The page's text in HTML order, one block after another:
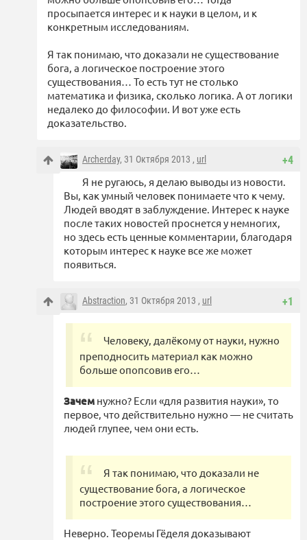
просыпается интерес и к науки в целом, и к
конкретным исследованиям.
Я так понимаю, что доказали не существование
бога, а логическое построение этого
существования… То есть тут не столько
математика и физика, сколько логика. А от логики
недалеко до философии. И вот уже есть
доказательство.
+4
Archerday, 31 Октября 2013 , url
Я не ругаюсь, я делаю выводы из новости.
Вы, как умный человек понимаете что к чему.
Людей вводят в заблуждение. Интерес к науке
после таких новостей проснется у немногих,
но здесь есть ценные комментарии, благодаря
которым интерес к науке все же может
появиться.
+1
Abstraction, 31 Октября 2013 , url
Человеку, далёкому от науки, нужно
преподносить материал как можно
больше опопсовив его…
Зачем нужно? Если «для развития науки», то
первое, что действительно нужно — не считать
людей глупее, чем они есть.
Я так понимаю, что доказали не
существование бога, а логическое
построение этого существования…
Неверно. Теоремы Гёделя доказывают